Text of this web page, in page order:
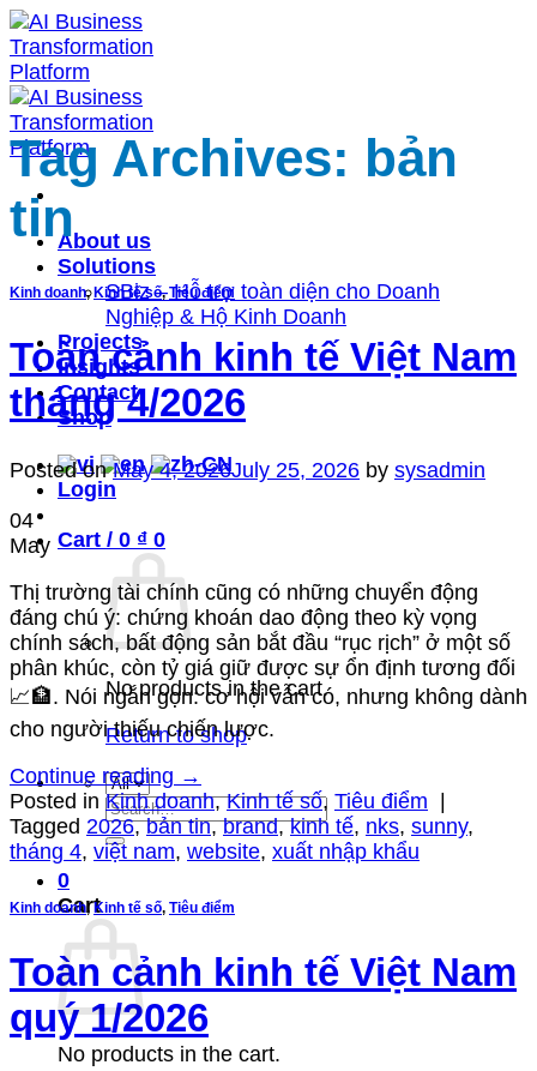
Skip
to
content
About us
Solutions
SBiz – Hỗ trợ toàn diện cho Doanh
Nghiệp & Hộ Kinh Doanh
Projects
Insights
Contact
Shop
Login
Cart / 0 ₫ 0
No products in the cart.
Return to shop
Search
for:
0
Cart
No products in the cart.
Tag Archives: bản
tin
Kinh doanh, Kinh tế số,Tiêu điểm
Toàn cảnh kinh tế Việt Nam
tháng 4/2026
Posted onMay 4, 2026July 25, 2026 by sysadmin
04
May
Thị trường tài chính cũng có những chuyển động
đáng chú ý: chứng khoán dao động theo kỳ vọng
chính sách, bất động sản bắt đầu “rục rịch” ở một số
phân khúc, còn tỷ giá giữ được sự ổn định tương đối
📈🏦. Nói ngắn gọn: cơ hội vẫn có, nhưng không dành
cho người thiếu chiến lược.
Continue reading →
Posted in Kinh doanh,Kinh tế số, Tiêu điểm
Tagged 2026,bản tin,brand,kinh tế, nks, sunny,
tháng 4, việt nam, website, xuất nhập khẩu
Kinh doanh,Kinh tế số, Tiêu điểm
Toàn cảnh kinh tế Việt Nam
quý 1/2026